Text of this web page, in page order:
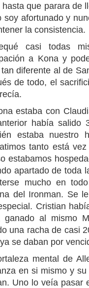
hasta que parara de
soy afortunado y
la consistencia.
casi todas
a Kona y
diferente al de
de todo, el
estaba con
había salido
estaba nuestro
tanto está
estabamos
apartado de toda
mucho en
del Ironman. Se
Cristian
ganado al mismo
una racha de casi
se daban por
mental de
en si mismo y
Uno lo veía pasar